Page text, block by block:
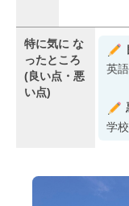
特に気に な
ったところ
(良い点・悪
い点)
英
学